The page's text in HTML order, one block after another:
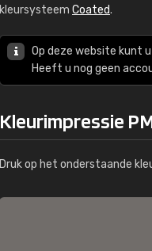
kleursysteem Coated.
Op deze website kunt
Heeft u nog geen
Kleurimpressie
Druk op het onderstaande